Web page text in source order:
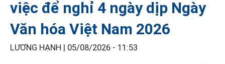
việc để nghỉ 4 ngày dịp Ngày
Văn hóa Việt Nam 2026
LƯƠNG HẠNH | 05/08/2026 - 11:53